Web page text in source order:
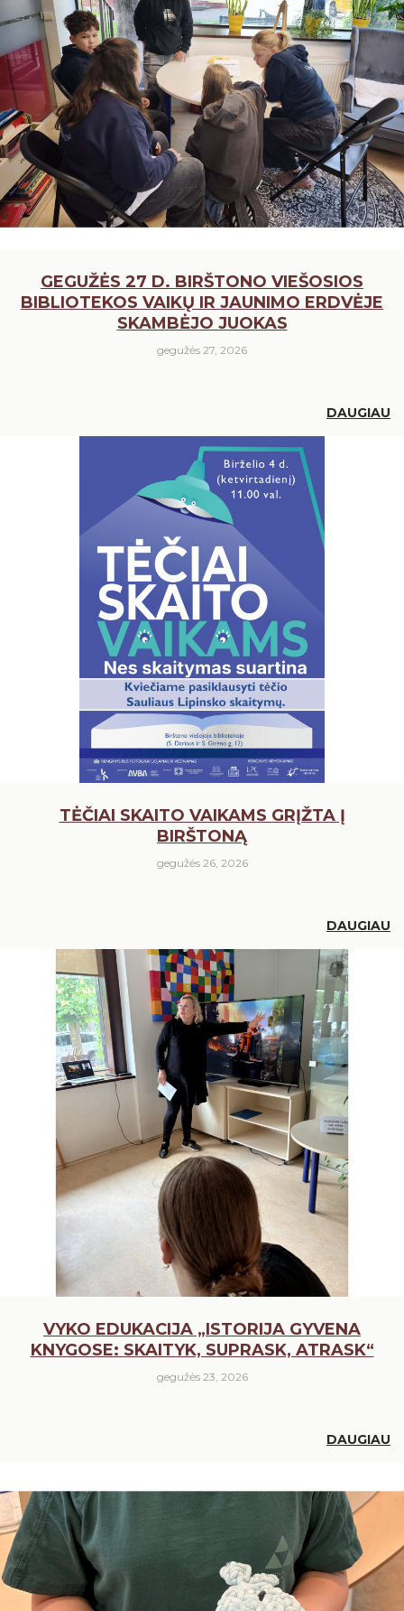
GEGUŽĖS 27 D. BIRŠTONO VIEŠOSIOS
BIBLIOTEKOS VAIKŲ IR JAUNIMO ERDVĖJE
SKAMBĖJO JUOKAS
gegužės 27, 2026
DAUGIAU
TĖČIAI SKAITO VAIKAMS GRĮŽTA Į
BIRŠTONĄ
gegužės 26, 2026
DAUGIAU
VYKO EDUKACIJA „ISTORIJA GYVENA
KNYGOSE: SKAITYK, SUPRASK, ATRASK“
gegužės 23, 2026
DAUGIAU